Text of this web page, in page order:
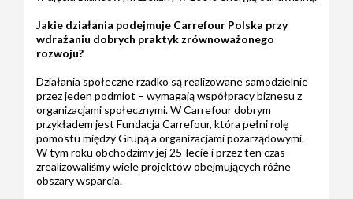
Jakie działania podejmuje Carrefour Polska przy
wdrażaniu dobrych praktyk zrównoważonego
rozwoju?
Działania społeczne rzadko są realizowane samodzielnie
przez jeden podmiot – wymagają współpracy biznesu z
organizacjami społecznymi. W Carrefour dobrym
przykładem jest Fundacja Carrefour, która pełni rolę
pomostu między Grupą a organizacjami pozarządowymi.
W tym roku obchodzimy jej 25-lecie i przez ten czas
zrealizowaliśmy wiele projektów obejmujących różne
obszary wsparcia.